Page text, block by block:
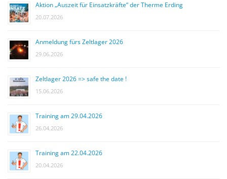
Aktion „Auszeit für Einsatzkräfte“ der Therme Erding
20.07.2026
Anmeldung fürs Zeltlager 2026
29.06.2026
Zeltlager 2026 => safe the date !
15.06.2026
Training am 29.04.2026
26.04.2026
Training am 22.04.2026
20.04.2026